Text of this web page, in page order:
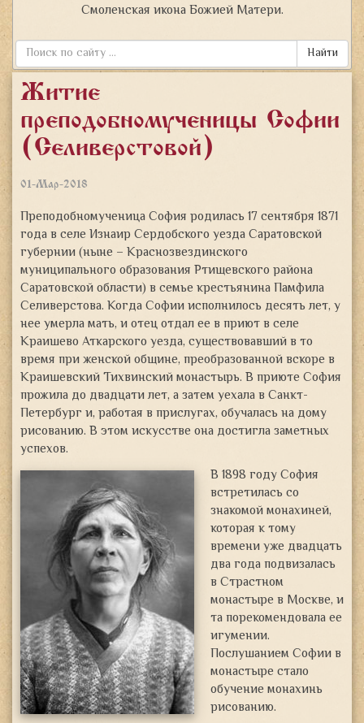
Смоленская икона Божией Матери.
Найти
Житие
преподобномученицы Софии
(Селиверстовой)
01-Мар-2018
Преподобномученица София родилась 17 сентября 1871
года в селе Изнаир Сердобского уезда Саратовской
губернии (ныне – Краснозвездинского
муниципального образования Ртищевского района
Саратовской области) в семье крестьянина Памфила
Селиверстова. Когда Софии исполнилось десять лет, у
нее умерла мать, и отец отдал ее в приют в селе
Краишево Аткарского уезда, существовавший в то
время при женской общине, преобразованной вскоре в
Краишевский Тихвинский монастырь. В приюте София
прожила до двадцати лет, а затем уехала в Санкт-
Петербург и, работая в прислугах, обучалась на дому
рисованию. В этом искусстве она достигла заметных
успехов.
В 1898 году София
встретилась со
знакомой монахиней,
которая к тому
времени уже двадцать
два года подвизалась
в Страстном
монастыре в Москве, и
та порекомендовала ее
игумении.
Послушанием Софии в
монастыре стало
обучение монахинь
рисованию.